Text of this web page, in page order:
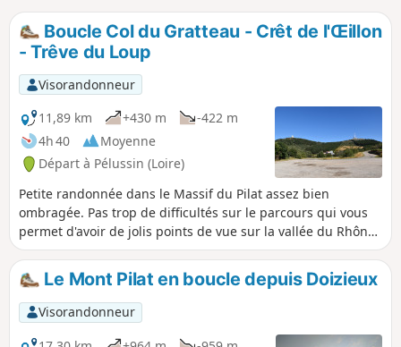
Boucle Col du Gratteau - Crêt de l'Œillon
- Trêve du Loup
Visorandonneur
11,89 km
+430 m
-422 m
4h 40
Moyenne
Départ à Pélussin (Loire)
Petite randonnée dans le Massif du Pilat assez bien
ombragée. Pas trop de difficultés sur le parcours qui vous
permet d'avoir de jolis points de vue sur la vallée du Rhône,
le Vercors et la chaîne des Alpes, si la météo est favorable,
et aussi sur les Monts du Lyonnais, à certains endroits, et la
vallée du Gier.
Le Mont Pilat en boucle depuis Doizieux
Visorandonneur